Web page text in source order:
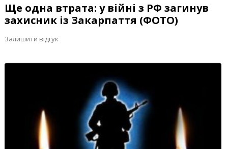
Ще одна втрата: у війні з РФ загинув
захисник із Закарпаття (ФОТО)
Залишити відгук